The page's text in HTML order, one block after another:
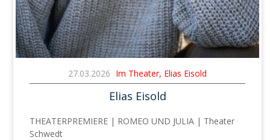
27.03.2026 Im Theater, Elias Eisold
Elias Eisold
THEATERPREMIERE | ROMEO UND JULIA | Theater
Schwedt